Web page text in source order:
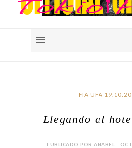
FIA UFA
Llegando al
PUBLICADO POR ANABEL -